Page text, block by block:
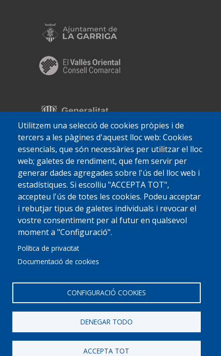
Utilitzem una selecció de cookies pròpies i de
tercers a les pàgines d'aquest lloc web: Cookies
essencials, que són necessàries per utilitzar el lloc
web; galetes de rendiment, que fem servir per
generar dades agregades sobre l'ús del lloc web i
estadístiques. Si escolliu "ACCEPTA TOT",
accepteu l'ús de totes les cookies. Podeu acceptar
i rebutjar tipus de galetes individuals i revocar el
vostre consentiment per al futur en qualsevol
moment a "Configuració".
Política de privacitat
Documentació de cookies
CONFIGURACIÓ COOKIES
DENEGAR TODO
ACCEPTA TOT
© 2022 Ajuntament La GarrigaAvis legal
Protecció de dades
Política de CookiesImplementat perPerception